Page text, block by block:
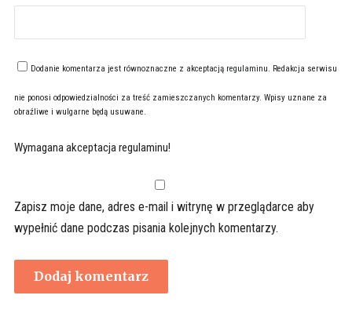
Dodanie komentarza jest równoznaczne z akceptacją regulaminu. Redakcja serwisu
nie ponosi odpowiedzialności za treść zamieszczanych komentarzy. Wpisy uznane za
obraźliwe i wulgarne będą usuwane.
Wymagana akceptacja regulaminu!
Zapisz moje dane, adres e-mail i witrynę w przeglądarce aby
wypełnić dane podczas pisania kolejnych komentarzy.